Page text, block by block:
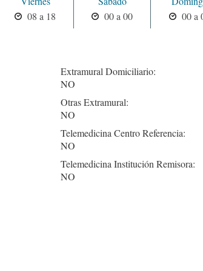
08 a 18
00 a 00
00 a
Extramural Domiciliario:
NO
Otras Extramural:
NO
Telemedicina Centro Referencia:
NO
Telemedicina Institución Remisora:
NO